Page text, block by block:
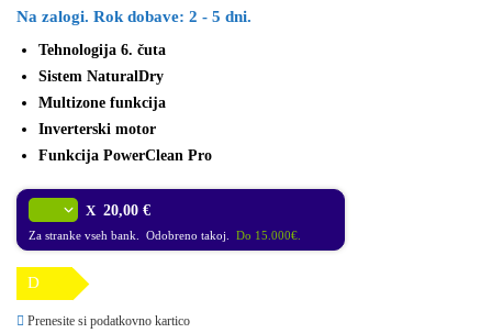
Na zalogi. Rok dobave: 2 - 5 dni.
Tehnologija 6. čuta
Sistem NaturalDry
Multizone funkcija
Inverterski motor
Funkcija PowerClean Pro
X 20,00 €
Za stranke vseh bank. Odobreno takoj. Do 15.000€.
D
Prenesite si podatkovno kartico